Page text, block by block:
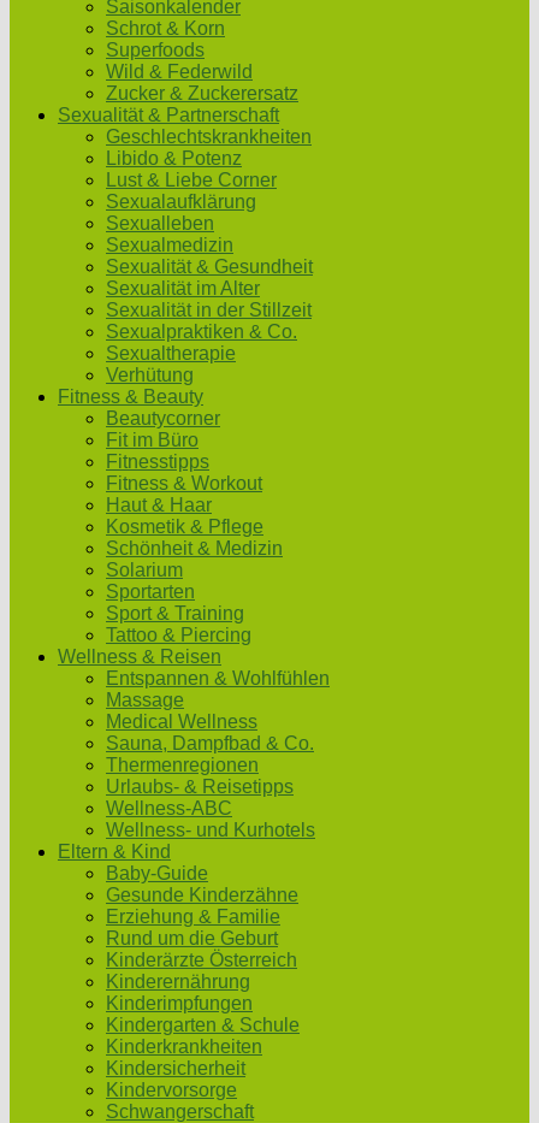
Saisonkalender
Schrot & Korn
Superfoods
Wild & Federwild
Zucker & Zuckerersatz
Sexualität & Partnerschaft
Geschlechtskrankheiten
Libido & Potenz
Lust & Liebe Corner
Sexualaufklärung
Sexualleben
Sexualmedizin
Sexualität & Gesundheit
Sexualität im Alter
Sexualität in der Stillzeit
Sexualpraktiken & Co.
Sexualtherapie
Verhütung
Fitness & Beauty
Beautycorner
Fit im Büro
Fitnesstipps
Fitness & Workout
Haut & Haar
Kosmetik & Pflege
Schönheit & Medizin
Solarium
Sportarten
Sport & Training
Tattoo & Piercing
Wellness & Reisen
Entspannen & Wohlfühlen
Massage
Medical Wellness
Sauna, Dampfbad & Co.
Thermenregionen
Urlaubs- & Reisetipps
Wellness-ABC
Wellness- und Kurhotels
Eltern & Kind
Baby-Guide
Gesunde Kinderzähne
Erziehung & Familie
Rund um die Geburt
Kinderärzte Österreich
Kinderernährung
Kinderimpfungen
Kindergarten & Schule
Kinderkrankheiten
Kindersicherheit
Kindervorsorge
Schwangerschaft